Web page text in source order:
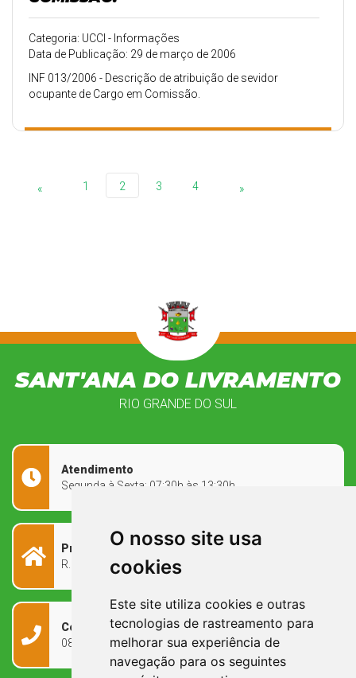
O nosso site usa
cookies
Este site utiliza cookies e outras
tecnologias de rastreamento para
melhorar sua experiência de
navegação para os seguintes
Categoria: UCCI - Informações
Data de Publicação: 29 de março de 2006
INF 013/2006 - Descrição de atribuição de sevidor
ocupante de Cargo em Comissão.
« 1 2 3 4 »
SANT'ANA DO LIVRAMENTO
RIO GRANDE DO SUL
Atendimento
Segunda à Sexta: 07:30h às 13:30h
Prefeitura Municipal
R. Rivadávia Corrêa, 858 - Centro - RS, 97573-010
Contato
0800 090 2050